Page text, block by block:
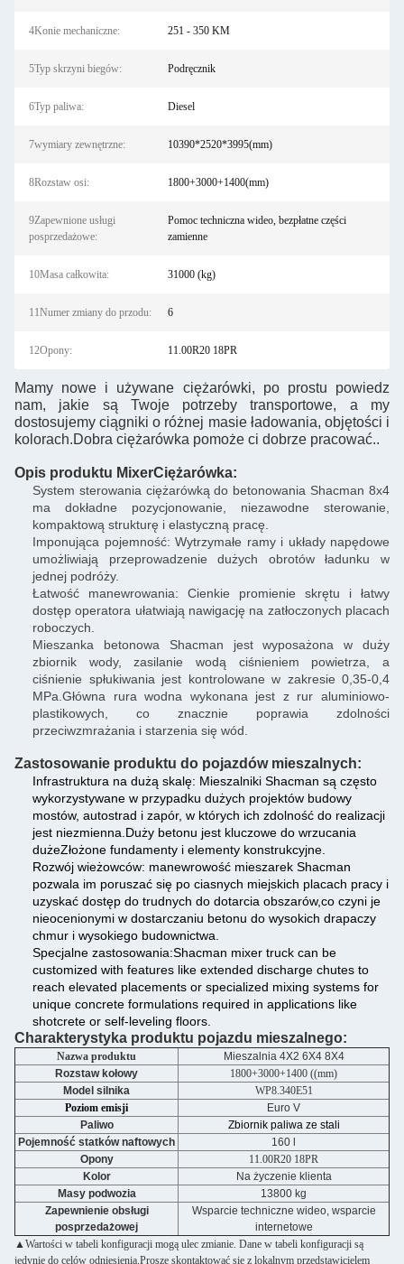
4Konie mechaniczne: 251 - 350 KM
5Typ skrzyni biegów: Podręcznik
6Typ paliwa: Diesel
7wymiary zewnętrzne: 10390*2520*3995(mm)
8Rozstaw osi: 1800+3000+1400(mm)
9Zapewnione usługi
posprzedażowe:
Pomoc techniczna wideo, bezpłatne części
zamienne
10Masa całkowita: 31000 (kg)
11Numer zmiany do przodu: 6
12Opony: 11.00R20 18PR
Mamy nowe i używane ciężarówki, po prostu powiedz
nam, jakie są Twoje potrzeby transportowe, a my
dostosujemy ciągniki o różnej masie ładowania, objętości i
kolorach.Dobra ciężarówka pomoże ci dobrze pracować..
Opis produktu MixerCiężarówka:
System sterowania ciężarówką do betonowania Shacman 8x4
ma dokładne pozycjonowanie, niezawodne sterowanie,
kompaktową strukturę i elastyczną pracę.
Imponująca pojemność: Wytrzymałe ramy i układy napędowe
umożliwiają przeprowadzenie dużych obrotów ładunku w
jednej podróży.
Łatwość manewrowania: Cienkie promienie skrętu i łatwy
dostęp operatora ułatwiają nawigację na zatłoczonych placach
roboczych.
Mieszanka betonowa Shacman jest wyposażona w duży
zbiornik wody, zasilanie wodą ciśnieniem powietrza, a
ciśnienie spłukiwania jest kontrolowane w zakresie 0,35-0,4
MPa.Główna rura wodna wykonana jest z rur aluminiowo-
plastikowych, co znacznie poprawia zdolności
przeciwzmrażania i starzenia się wód.
Zastosowanie produktu do pojazdów mieszalnych:
Infrastruktura na dużą skalę: Mieszalniki Shacman są często
wykorzystywane w przypadku dużych projektów budowy
mostów, autostrad i zapór, w których ich zdolność do realizacji
jest niezmienna.Duży betonu jest kluczowe do wrzucania
dużeZłożone fundamenty i elementy konstrukcyjne.
Rozwój wieżowców: manewrowość mieszarek Shacman
pozwala im poruszać się po ciasnych miejskich placach pracy i
uzyskać dostęp do trudnych do dotarcia obszarów,co czyni je
nieocenionymi w dostarczaniu betonu do wysokich drapaczy
chmur i wysokiego budownictwa.
Specjalne zastosowania:Shacman mixer truck can be
customized with features like extended discharge chutes to
reach elevated placements or specialized mixing systems for
unique concrete formulations required in applications like
shotcrete or self-leveling floors.
Charakterystyka produktu pojazdu mieszalnego:
Nazwa produktu
Mieszalnia 4X2 6X4 8X4
Rozstaw kołowy
1800+3000+1400 ((mm)
Model silnika
WP8.340E51
Poziom emisji
Euro V
Paliwo
Zbiornik paliwa ze stali
Pojemność statków naftowych
160 l
Opony
11.00R20 18PR
Kolor
Na życzenie klienta
Masy podwozia
13800 kg
Zapewnienie obsługi
posprzedażowej
Wsparcie techniczne wideo, wsparcie
internetowe
▲Wartości w tabeli konfiguracji mogą ulec zmianie. Dane w tabeli konfiguracji są
jedynie do celów odniesienia.Proszę skontaktować się z lokalnym przedstawicielem